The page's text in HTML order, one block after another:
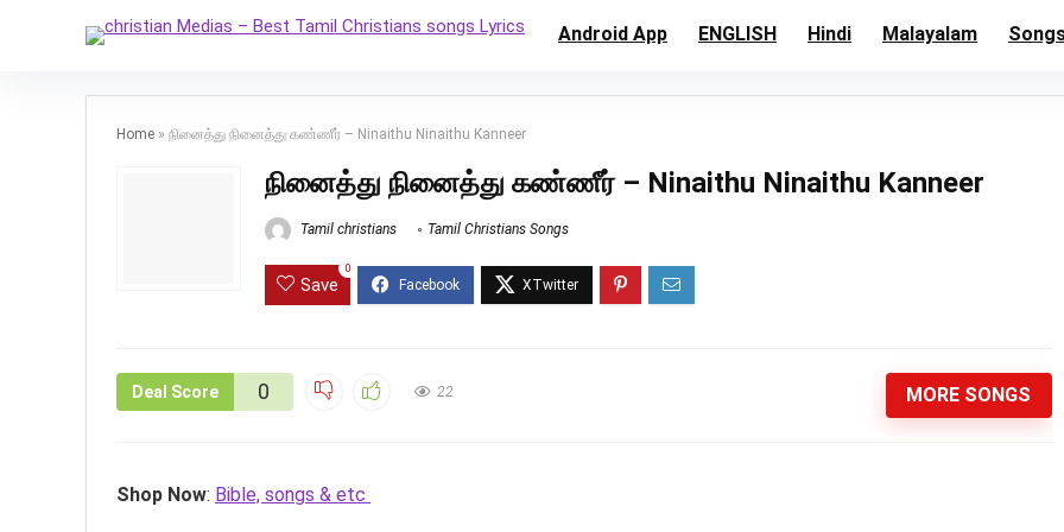
Android App ENGLISH Hindi Malayalam
Home » நினைத்து நினைத்து கண்ணீர் – Ninaithu Ninaithu Kanneer
நினைத்து நினைத்து கண்ணீர் – Ninaithu Ninaithu Kanneer
Tamil christians Tamil Christians Songs
Save
0
Deal Score 0 22 MORE SONGS
Shop Now: Bible, songs & etc